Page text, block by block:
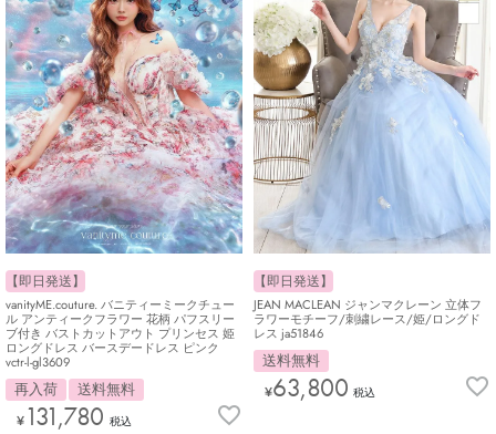
【即日発送】
vanityME.couture. バニティーミークチュー
ル アンティークフラワー 花柄 パフスリー
ブ付き バストカットアウト プリンセス 姫
ロングドレス バースデードレス ピンク
vctr-l-gl3609
再入荷 送料無料
¥131,780 税込
【即日発送】
JEAN MACLEAN ジャンマクレーン 立体フ
ラワーモチーフ/刺繍レース/姫/ロングド
レス ja51846
送料無料
¥63,800 税込